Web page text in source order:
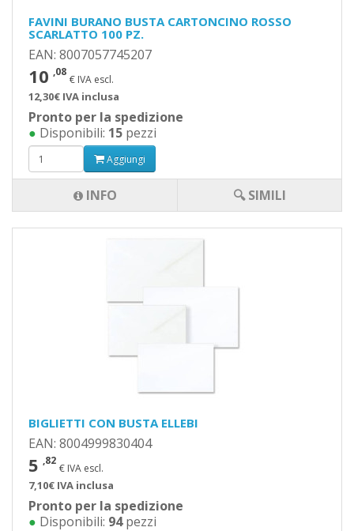
FAVINI BURANO BUSTA CARTONCINO ROSSO
SCARLATTO 100 PZ.
EAN: 8007057745207
10 ,08
€ IVA escl.
12,30€ IVA inclusa
Pronto per la spedizione
● Disponibili: 15 pezzi
Aggiungi
INFO 🔍 SIMILI
BIGLIETTI CON BUSTA ELLEBI
EAN: 8004999830404
5 ,82
€ IVA escl.
7,10€ IVA inclusa
Pronto per la spedizione
● Disponibili: 94pezzi